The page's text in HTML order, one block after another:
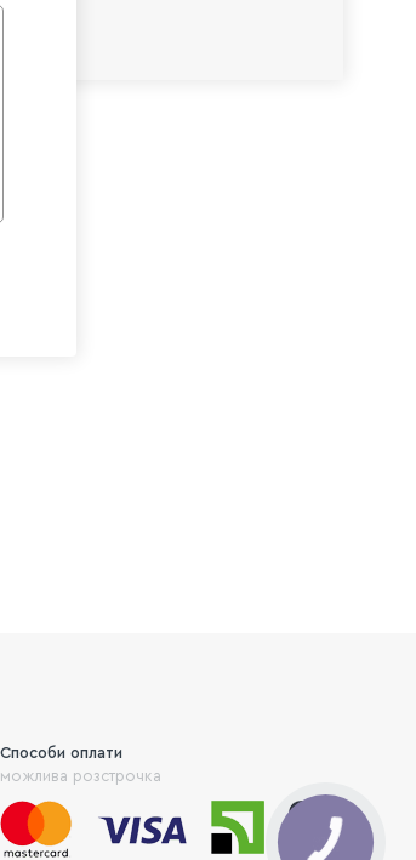
Способи оплати
можлива розстрочка